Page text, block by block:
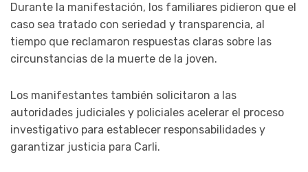
Durante la manifestación, los familiares pidieron que el
caso sea tratado con seriedad y transparencia, al
tiempo que reclamaron respuestas claras sobre las
circunstancias de la muerte de la joven.
Los manifestantes también solicitaron a las
autoridades judiciales y policiales acelerar el proceso
investigativo para establecer responsabilidades y
garantizar justicia para Carli.